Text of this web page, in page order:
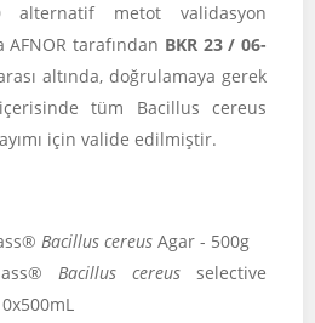
alternatif metot validasyon
AFNOR tarafından BKR 23 / 06-
altında, doğrulamaya gerek
tüm Bacillus cereus
için valide edilmiştir.
Bacillus cereus Agar - 500g
Bacillus cereus selective